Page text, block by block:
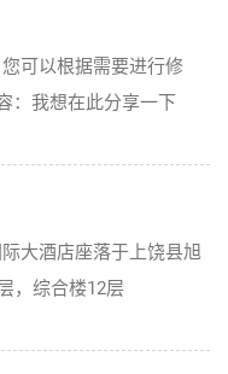
可以根据需要进行修
：我想在此分享一下
大酒店座落于上饶县旭
，综合楼12层